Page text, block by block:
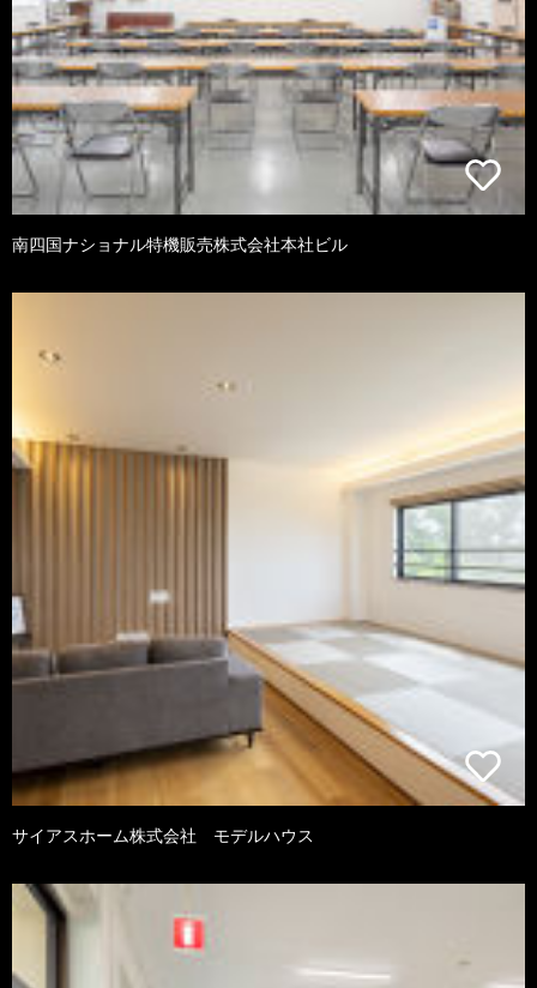
南四国ナショナル特機販売株式会社本社ビル
サイアスホーム株式会社 モデルハウス